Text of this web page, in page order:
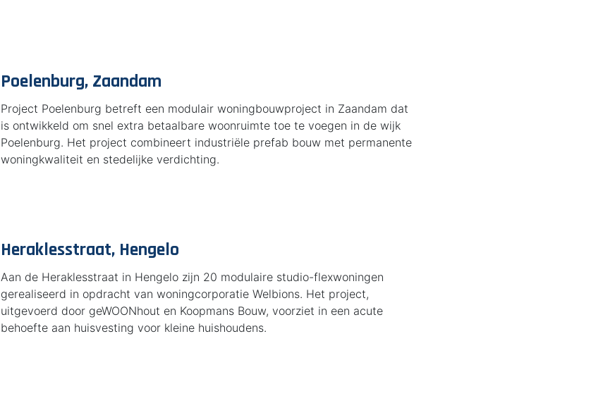
Poelenburg, Zaandam
Project Poelenburg betreft een modulair woningbouwproject in Zaandam dat
is ontwikkeld om snel extra betaalbare woonruimte toe te voegen in de wijk
Poelenburg. Het project combineert industriële prefab bouw met permanente
woningkwaliteit en stedelijke verdichting.
Heraklesstraat, Hengelo
Aan de Heraklesstraat in Hengelo zijn 20 modulaire studio-flexwoningen
gerealiseerd in opdracht van woningcorporatie Welbions. Het project,
uitgevoerd door geWOONhout en Koopmans Bouw, voorziet in een acute
behoefte aan huisvesting voor kleine huishoudens.